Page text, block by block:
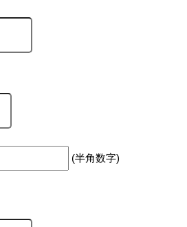
(半角数字)